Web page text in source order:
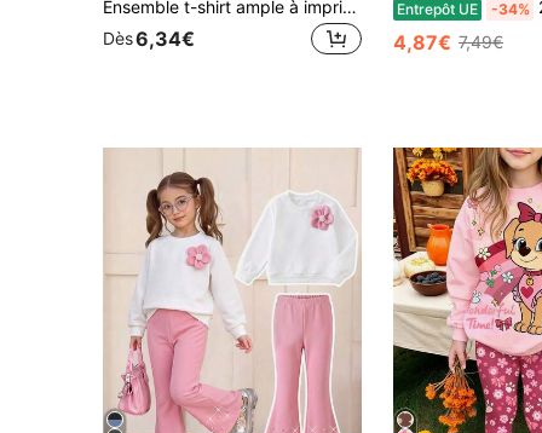
Ensemble t-shirt ample à imprimé lapin et pantalon pour jeune fille, tenue d'été décontractée pour tous les jours et les trajets
Dès6,34€
Entrepôt UE -34% 2
4,87€ 7,49€